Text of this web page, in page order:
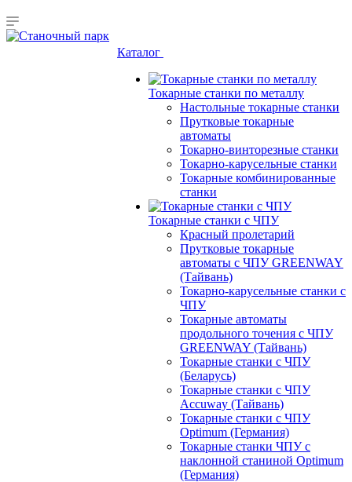
Каталог
Токарные станки по металлу
Настольные токарные станки
Прутковые токарные
автоматы
Токарно-винторезные станки
Токарно-карусельные станки
Токарные комбинированные
станки
Токарные станки с ЧПУ
Красный пролетарий
Прутковые токарные
автоматы с ЧПУ GREENWAY
(Тайвань)
Токарно-карусельные станки с
ЧПУ
Токарные автоматы
продольного точения с ЧПУ
GREENWAY (Тайвань)
Токарные станки с ЧПУ
(Беларусь)
Токарные станки с ЧПУ
Accuway (Тайвань)
Токарные станки с ЧПУ
Optimum (Германия)
Токарные станки ЧПУ с
наклонной станиной Optimum
(Германия)